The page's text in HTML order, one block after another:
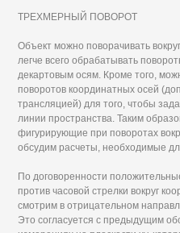
ТРЕХМЕРНЫЙ ПОВОРОТ
Объект можно поворачивать
легче всего обрабатывать
декартовым осям. Кроме того,
поворотов координатных осей
трансляцией) для того, чтобы
линии пространства. Таким
фигурирующие при поворотах
обсудим расчеты, необходимые
По договоренности
против часовой стрелки вокруг
смотрим в отрицательном
Это согласуется с предыдущим